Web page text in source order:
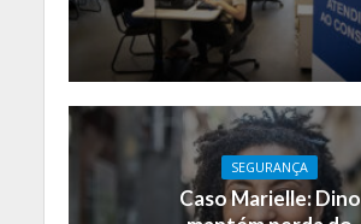
SEGURANÇA
Caso Marielle: Dino